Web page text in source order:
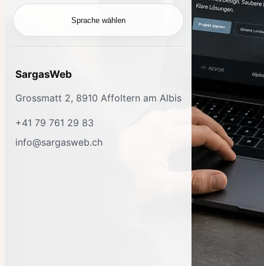
Sprache wählen
SargasWeb
Grossmatt 2, 8910 Affoltern am Albis
+41 79 761 29 83
info@sargasweb.ch